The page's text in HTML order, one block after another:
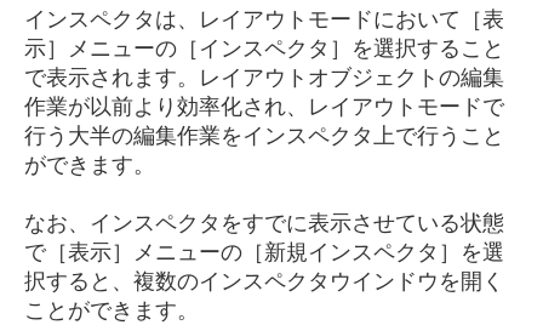
インスペクタは、レイアウトモードにおいて［表
示］メニューの［インスペクタ］を選択すること
で表示されます。レイアウトオブジェクトの編集
作業が以前より効率化され、レイアウトモードで
行う大半の編集作業をインスペクタ上で行うこと
ができます。
なお、インスペクタをすでに表示させている状態
で［表示］メニューの［新規インスペクタ］を選
択すると、複数のインスペクタウインドウを開く
ことができます。